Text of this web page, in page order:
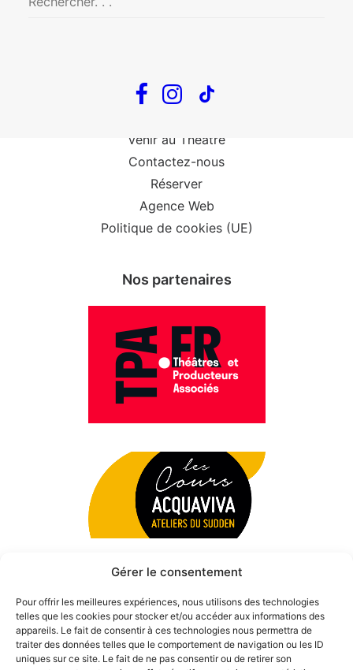
Gérer le consentement
Pour offrir les meilleures expériences, nous utilisons des technologies
telles que les cookies pour stocker et/ou accéder aux informations des
appareils. Le fait de consentir à ces technologies nous permettra de
traiter des données telles que le comportement de navigation ou les ID
uniques sur ce site. Le fait de ne pas consentir ou de retirer son
Infos
Venir au Théâtre
Contactez-nous
Réserver
Agence Web
Politique de cookies (UE)
Nos partenaires